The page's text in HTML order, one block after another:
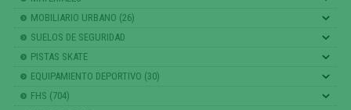
MOBILIARIO URBANO (26)
SUELOS DE SEGURIDAD
PISTAS SKATE
EQUIPAMIENTO DEPORTIVO (30)
FHS (704)